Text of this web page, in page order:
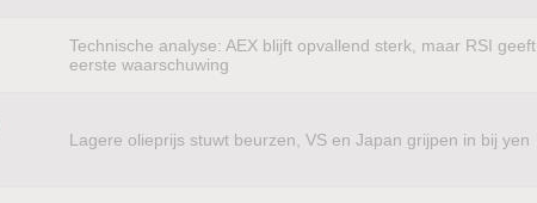
Technische analyse: AEX blijft opvallend sterk, maar RSI geeft
eerste waarschuwing
Lagere olieprijs stuwt beurzen, VS en Japan grijpen in bij yen